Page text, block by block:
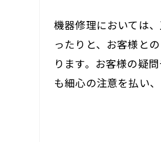
機器修理においては
ったりと、お客様と
ります。お客様の疑
も細心の注意を払い